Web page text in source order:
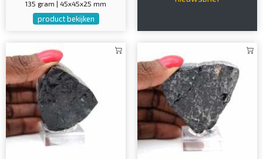
135 gram | 45x45x25 mm
product bekijken